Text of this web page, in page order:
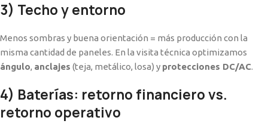
3) Techo y entorno
Menos sombras y buena orientación = más producción con la
misma cantidad de paneles. En la visita técnica optimizamos
ángulo, anclajes (teja, metálico, losa) y protecciones DC/AC.
4) Baterías: retorno financiero vs.
retorno operativo